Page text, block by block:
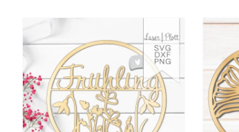
IN DEN WARENKORB
/
DETAILS